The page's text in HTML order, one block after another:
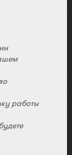
работы